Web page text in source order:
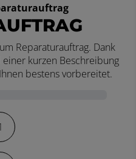
Reparaturauftrag. Dank
kurzen Beschreibung
bestens vorbereitet.